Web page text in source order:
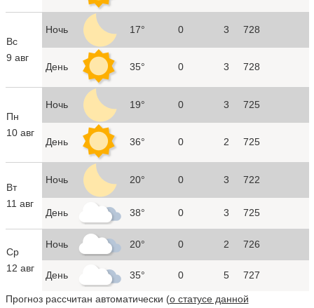
Вс
9 авг
Ночь 17° 0 3 728
День 35° 0 3 728
Пн
10 авг
Ночь 19° 0 3 725
День 36° 0 2 725
Вт
11 авг
Ночь 20° 0 3 722
День 38° 0 3 725
Ср
12 авг
Ночь 20° 0 2 726
День 35° 0 5 727
Прогноз рассчитан автоматически (о статусе данной